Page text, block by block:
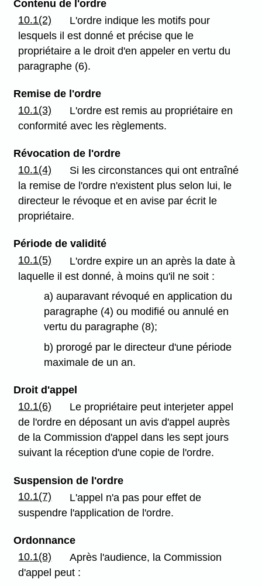
Contenu de l'ordre
10.1(2)
L'ordre indique les motifs pour
lesquels il est donné et précise que le
propriétaire a le droit d'en appeler en vertu du
paragraphe (6).
Remise de l'ordre
10.1(3)
L'ordre est remis au propriétaire en
conformité avec les règlements.
Révocation de l'ordre
10.1(4)
Si les circonstances qui ont entraîné
la remise de l'ordre n'existent plus selon lui, le
directeur le révoque et en avise par écrit le
propriétaire.
Période de validité
10.1(5)
L'ordre expire un an après la date à
laquelle il est donné, à moins qu'il ne soit :
a) auparavant révoqué en application du
paragraphe (4) ou modifié ou annulé en
vertu du paragraphe (8);
b) prorogé par le directeur d'une période
maximale de un an.
Droit d'appel
10.1(6)
Le propriétaire peut interjeter appel
de l'ordre en déposant un avis d'appel auprès
de la Commission d'appel dans les sept jours
suivant la réception d'une copie de l'ordre.
Suspension de l'ordre
10.1(7)
L'appel n'a pas pour effet de
suspendre l'application de l'ordre.
Ordonnance
10.1(8)
Après l'audience, la Commission
d'appel peut :